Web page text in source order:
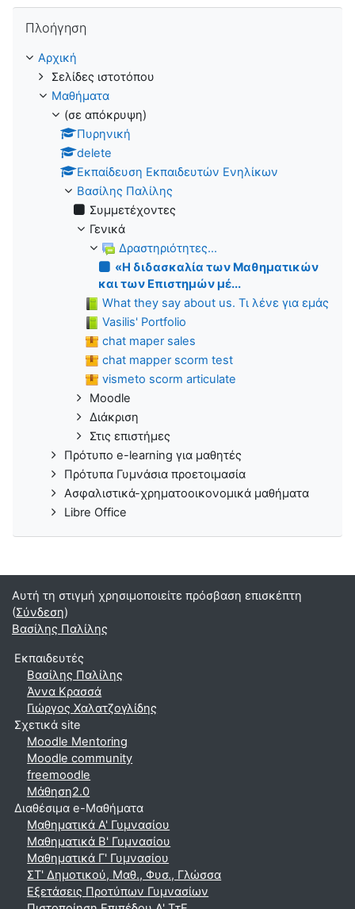
Πλοήγηση
Αρχική
Σελίδες ιστοτόπου
Μαθήματα
(σε απόκρυψη)
Πυρηνική
delete
Εκπαίδευση Εκπαιδευτών Ενηλίκων
Βασίλης Παλίλης
Συμμετέχοντες
Γενικά
Δραστηριότητες...
«Η διδασκαλία των Μαθηματικών
και των Επιστημών μέ...
What they say about us. Τι λένε για εμάς
Vasilis' Portfolio
chat maper sales
chat mapper scorm test
vismeto scorm articulate
Moodle
Διάκριση
Στις επιστήμες
Πρότυπο e-learning για μαθητές
Πρότυπα Γυμνάσια προετοιμασία
Ασφαλιστικά-χρηματοοικονομικά μαθήματα
Libre Office
Αυτή τη στιγμή χρησιμοποιείτε πρόσβαση επισκέπτη
(Σύνδεση)
Βασίλης Παλίλης
Εκπαιδευτές
Βασίλης Παλίλης
Άννα Κρασσά
Γιώργος Χαλατζογλίδης
Σχετικά site
Moodle Mentoring
Moodle community
freemoodle
Μάθηση2.0
Διαθέσιμα e-Μαθήματα
Μαθηματικά A' Γυμνασίου
Μαθηματικά Β' Γυμνασίου
Μαθηματικά Γ' Γυμνασίου
ΣΤ' Δημοτικού, Μαθ., Φυσ., Γλώσσα
Εξετάσεις Προτύπων Γυμνασίων